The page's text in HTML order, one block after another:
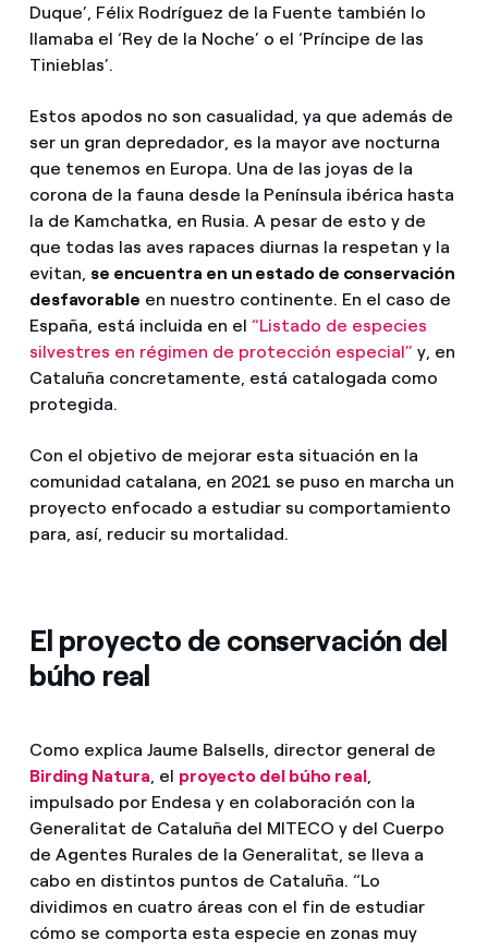
Duque’, Félix Rodríguez de la Fuente también lo
llamaba el ‘Rey de la Noche’ o el ‘Príncipe de las
Tinieblas’.
Estos apodos no son casualidad, ya que además de
ser un gran depredador, es la mayor ave nocturna
que tenemos en Europa. Una de las joyas de la
corona de la fauna desde la Península ibérica hasta
la de Kamchatka, en Rusia. A pesar de esto y de
que todas las aves rapaces diurnas la respetan y la
evitan, se encuentra en un estado de conservación
desfavorable en nuestro continente. En el caso de
España, está incluida en el “Listado de especies
silvestres en régimen de protección especial” y, en
Cataluña concretamente, está catalogada como
protegida.
Con el objetivo de mejorar esta situación en la
comunidad catalana, en 2021 se puso en marcha un
proyecto enfocado a estudiar su comportamiento
para, así, reducir su mortalidad.
El proyecto de conservación del
búho real
Como explica Jaume Balsells, director general de
Birding Natura, el proyecto del búho real,
impulsado por Endesa y en colaboración con la
Generalitat de Cataluña del MITECO y del Cuerpo
de Agentes Rurales de la Generalitat, se lleva a
cabo en distintos puntos de Cataluña. “Lo
dividimos en cuatro áreas con el fin de estudiar
cómo se comporta esta especie en zonas muy